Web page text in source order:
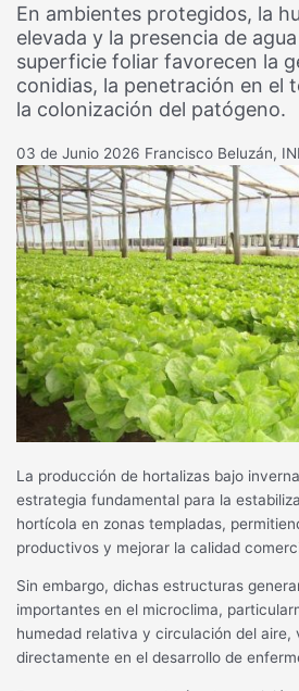
En ambientes protegidos, la
elevada y la presencia de
superficie foliar favorecen la
conidias, la penetración en el
la colonización del patógeno.
03 de Junio 2026 Francisco Beluzán,
La producción de hortalizas bajo
estrategia fundamental para la
hortícola en zonas templadas,
productivos y mejorar la calidad
Sin embargo, dichas estructuras
importantes en el microclima,
humedad relativa y circulación del aire,
directamente en el desarrollo de